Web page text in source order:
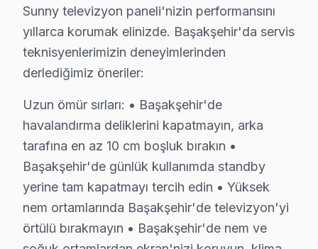
Başak Konutları çevresindeyseniz: Bu bölgedeki
Metro ve TEM Otoyolu güzergahında erişilebilir
Başakşehir Sunny TV Servisi – Sık Sorulan
Başakşehir'de Sunny ekran tamir fiyatları 2025-2026
C: Başakşehir'de arıza türüne göre değişir:
S: Fabrika Servis Sunny yetkili servisi midir?
C: Başakşehir'de resmi anlamda marka yetkili servisi
S: Başakşehir'de orijinal mi yoksa yan sanayi parça mı
C: atölyemizde yalnızca orijinal ve OEM eşdeğeri
S: Başakşehir'de Sunny televizyon ünitesi tamiri ne
Sunny televizyon paneli'nizin performansını
yıllarca korumak elinizde. Başakşehir'da servis
teknisyenlerimizin deneyimlerinden
derlediğimiz öneriler:
Uzun ömür sırları: • Başakşehir'de
havalandırma deliklerini kapatmayın, arka
tarafına en az 10 cm boşluk bırakın •
Başakşehir'de günlük kullanımda standby
yerine tam kapatmayı tercih edin • Yüksek
nem ortamlarında Başakşehir'de televizyon'yi
örtülü bırakmayın • Başakşehir'de nem ve